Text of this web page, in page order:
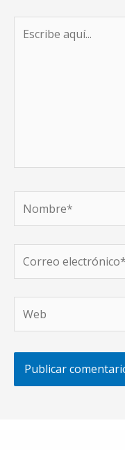
aquí...
electrónico*